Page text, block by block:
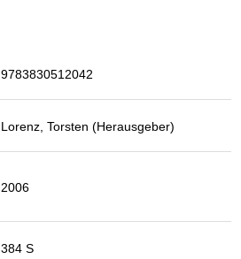
9783830512042
Lorenz, Torsten (Herausgeber)
2006
384 S